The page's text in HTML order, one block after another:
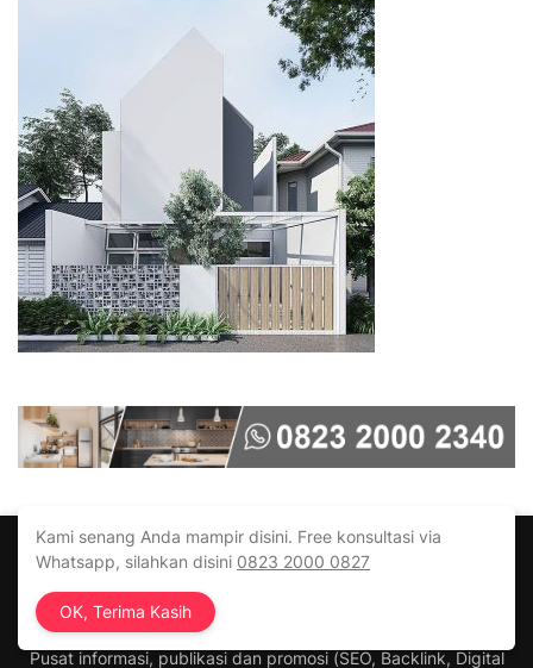
Pusat informasi, publikasi dan promosi (SEO, Backlink, Digital
Kami senang Anda mampir disini. Free konsultasi via
Whatsapp, silahkan disini 0823 2000 0827
OK, Terima Kasih